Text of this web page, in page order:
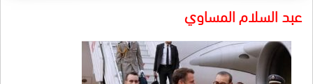
عبد السلام المساوي